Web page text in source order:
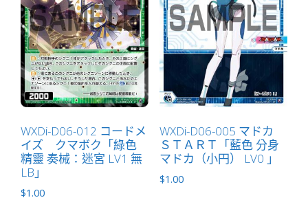
WXDi-D06-012 コードメ
イズ クマボク「綠色
精靈 奏械：迷宮 LV1 無
LB」
$1.00
WXDi-D06-005 マドカ
ＳＴＡＲＴ「藍色 分身
マドカ（小円） LV0 」
$1.00